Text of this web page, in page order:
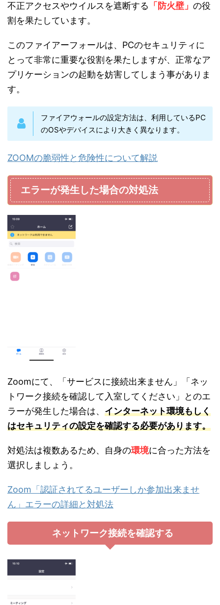
不正アクセスやウイルスを遮断する 「防火壁」 の役
割を果たしています。
このファイアーフォールは、PCのセキュリティに
とって非常に重要な役割を果たしますが、正常なア
プリケーションの起動を妨害してしまう事がありま
す。
ファイアウォールの設定方法は、利用しているPC
のOSやデバイスにより大きく異なります。
ZOOMの脆弱性と危険性について解説
エラーが発生した場合の対処法
Zoomにて、「サービスに接続出来ません」「ネッ
トワーク接続を確認して入室してください」とのエ
ラーが発生した場合は、 インターネット環境もしく
はセキュリティの設定を確認する必要があります。
対処法は複数あるため、自身の環境に合った方法を
選択しましょう。
Zoom「認証されてるユーザーしか参加出来ませ
ん」エラーの詳細と対処法
ネットワーク接続を確認する